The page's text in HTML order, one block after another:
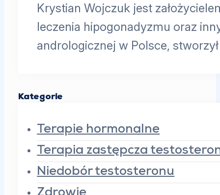
Krystian Wojczuk jest
leczenia hipogonadyzmu oraz
andrologicznej w Polsce,
Kategorie
Terapie hormonalne
Terapia zastępcza
Niedobór testosteronu